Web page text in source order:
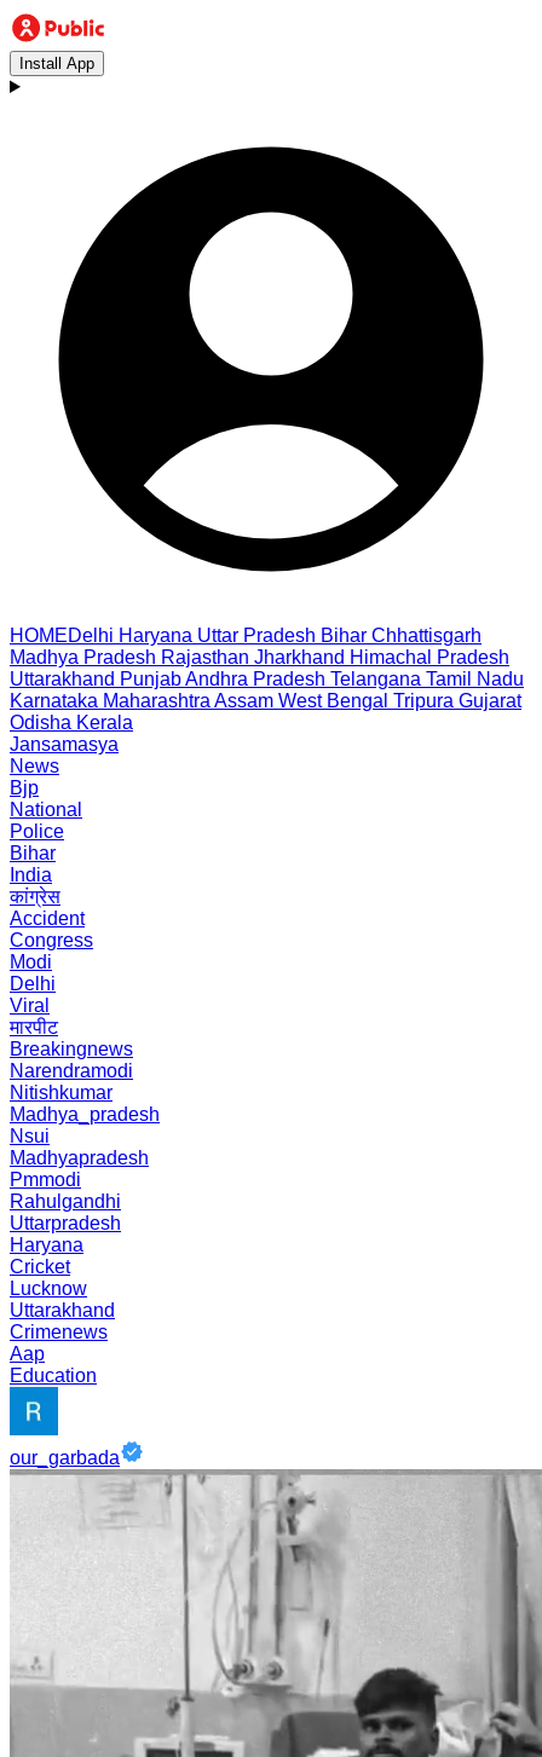
Install App
HOMEDelhi Haryana Uttar Pradesh Bihar Chhattisgarh
Madhya Pradesh Rajasthan Jharkhand Himachal Pradesh
Uttarakhand PunjabAndhra Pradesh Telangana Tamil Nadu
Karnataka Maharashtra Assam West Bengal Tripura Gujarat
Odisha Kerala
Jansamasya
News
Bjp
National
Police
Bihar
India
कांग्रेस
Accident
Congress
Modi
Delhi
Viral
मारपीट
Breakingnews
Narendramodi
Nitishkumar
Madhya_pradesh
Nsui
Madhyapradesh
Pmmodi
Rahulgandhi
Uttarpradesh
Haryana
Cricket
Lucknow
Uttarakhand
Crimenews
Aap
Education
our_garbada